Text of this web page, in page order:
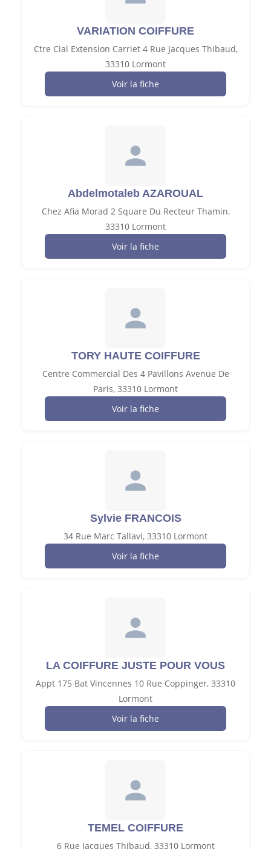
VARIATION COIFFURE
Ctre Cial Extension Carriet 4 Rue Jacques Thibaud,
33310 Lormont
Voir la fiche
Abdelmotaleb AZAROUAL
Chez Afia Morad 2 Square Du Recteur Thamin,
33310 Lormont
Voir la fiche
TORY HAUTE COIFFURE
Centre Commercial Des 4 Pavillons Avenue De
Paris, 33310 Lormont
Voir la fiche
Sylvie FRANCOIS
34 Rue Marc Tallavi, 33310 Lormont
Voir la fiche
LA COIFFURE JUSTE POUR VOUS
Appt 175 Bat Vincennes 10 Rue Coppinger, 33310
Lormont
Voir la fiche
TEMEL COIFFURE
6 Rue Jacques Thibaud, 33310 Lormont